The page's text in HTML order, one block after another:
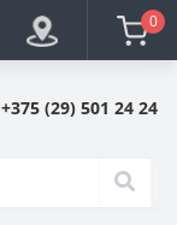
0
+375 (29) 501 24 24